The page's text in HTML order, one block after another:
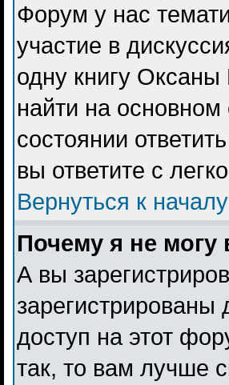
Форум у нас
участие в
одну книгу
найти на основном
состоянии
вы ответите с
Вернуться к началу
Почему я не могу
А вы
доступ на этот
так, то вам лучше